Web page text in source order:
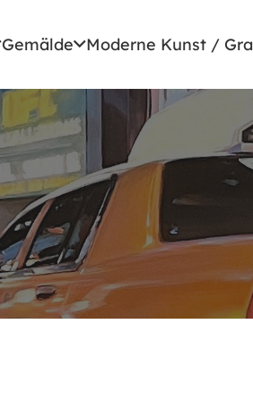
Gemälde Moderne Kunst /